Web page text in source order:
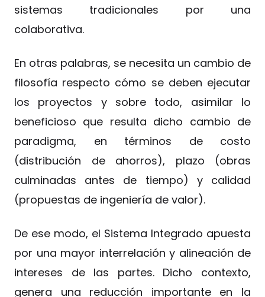
sistemas tradicionales por una
colaborativa.
En otras palabras, se necesita un cambio de
filosofía respecto cómo se deben ejecutar
los proyectos y sobre todo, asimilar lo
beneficioso que resulta dicho cambio de
paradigma, en términos de costo
(distribución de ahorros), plazo (obras
culminadas antes de tiempo) y calidad
(propuestas de ingeniería de valor).
De ese modo, el Sistema Integrado apuesta
por una mayor interrelación y alineación de
intereses de las partes. Dicho contexto,
genera una reducción importante en la